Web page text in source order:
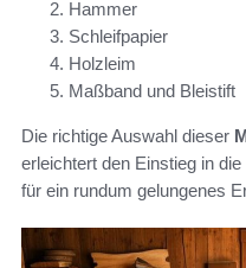
Hammer
Schleifpapier
Holzleim
Maßband und Bleistift
Die richtige Auswahl dieser
erleichtert den Einstieg in
für ein rundum gelungenes